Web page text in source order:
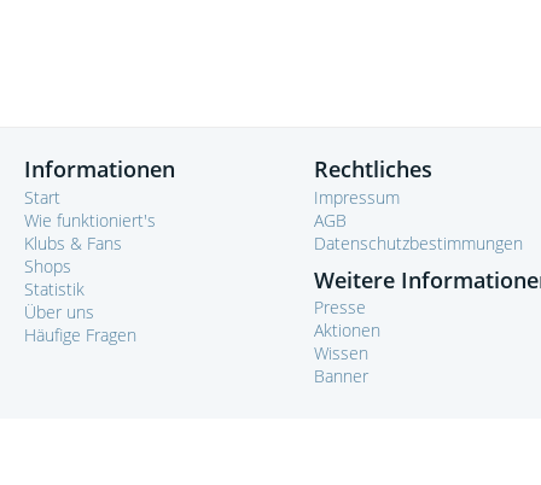
Informationen
Start
Wie funktioniert's
Klubs & Fans
Shops
Statistik
Über uns
Häufige Fragen
Rechtliches
Impressum
AGB
Datenschutzbestimmungen
Weitere
Presse
Aktionen
Wissen
Banner